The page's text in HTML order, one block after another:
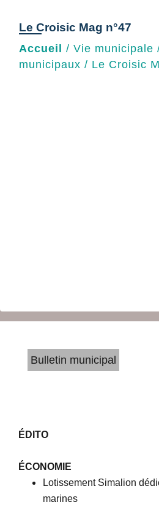
Le Croisic Mag n°47
Accueil / Vie municipale
municipaux / Le Croisic
Bulletin municipal
ÉDITO
ÉCONOMIE
Lotissement Simalion
marines